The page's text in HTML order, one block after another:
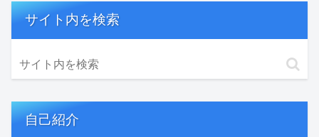
サイト内を検索
自己紹介